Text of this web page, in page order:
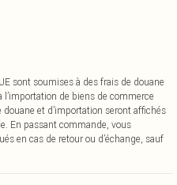
sont soumises à des frais de douane
de biens de commerce
et d’importation seront affichés
En passant commande, vous
en cas de retour ou d’échange, sauf